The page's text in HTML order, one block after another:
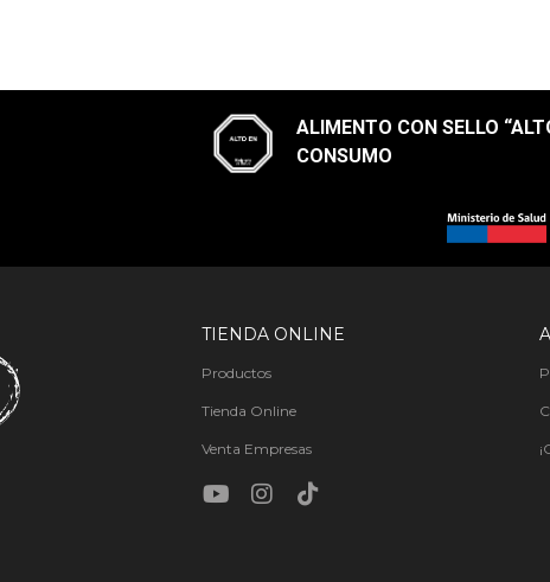
ALIMENTO CON SELLO
CONSUMO​
TIENDA ONLINE
Productos
Tienda Online
Venta Empresas